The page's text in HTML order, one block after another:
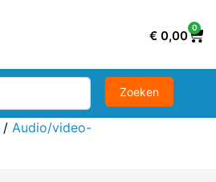
€ 0,00
0
/ Audio/video-